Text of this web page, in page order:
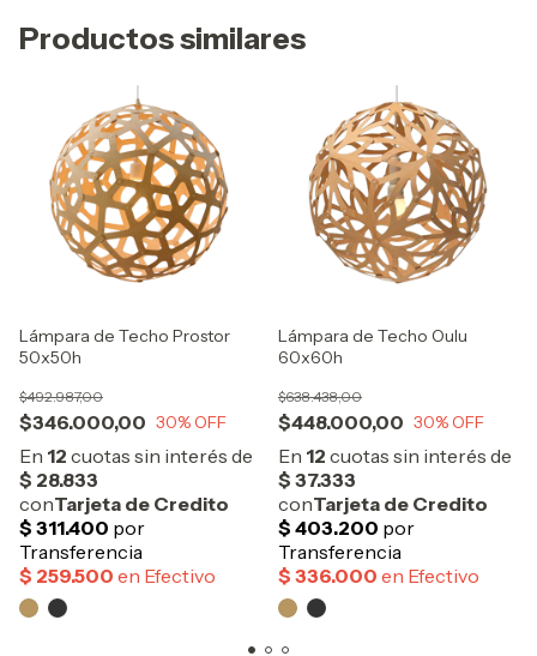
Productos similares
Lámpara de Techo Prostor
50x50h
$346.000,00
$492.987,00
30% OFF
Lámpara de Techo Oulu
60x60h
$448.000,00
$638.438,00
30% OFF